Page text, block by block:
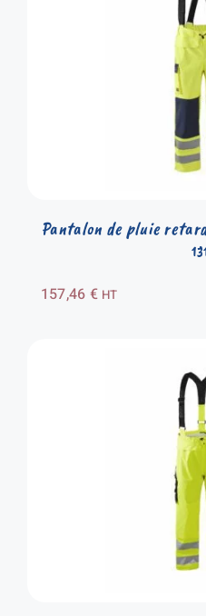
Pantalon de pluie
157,46 € HT